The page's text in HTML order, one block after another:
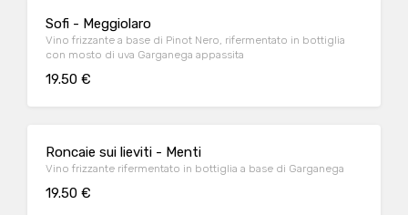
Sofi - Meggiolaro
Vino frizzante a base di Pinot Nero, rifermentato in bottiglia
con mosto di uva Garganega appassita
19.50 €
Roncaie sui lieviti - Menti
Vino frizzante rifermentato in bottiglia a base di Garganega
19.50 €